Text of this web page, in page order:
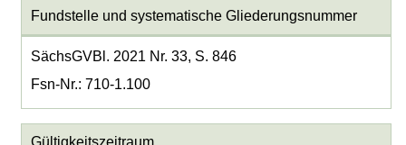
Fundstelle und systematische Gliederungsnummer
SächsGVBl. 2021 Nr. 33, S. 846
Fsn-Nr.: 710-1.100